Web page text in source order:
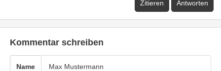
Zitieren Antworten
Kommentar schreiben
Name